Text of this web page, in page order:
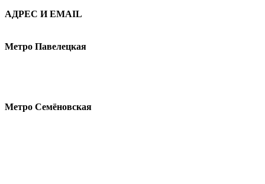
АДРЕС И EMAIL
Метро Павелецкая
Метро Семёновская